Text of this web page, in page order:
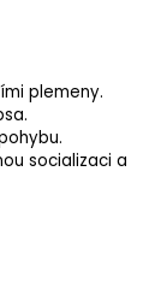
plemeny.
socializaci a